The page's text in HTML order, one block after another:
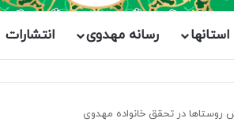
استانها رسانه مهدوی انتشارات
روستاها در تحقق خانواده مهدوی